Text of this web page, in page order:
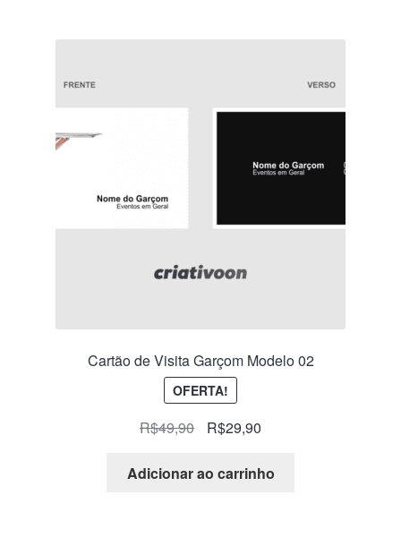
Cartão de Visita Garçom Modelo 02
OFERTA!
R$49,90 R$29,90
Adicionar ao carrinho